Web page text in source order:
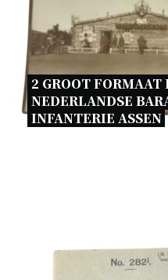
2 GROOT
NEDERLANDSE
INFANTERIE ASSEN